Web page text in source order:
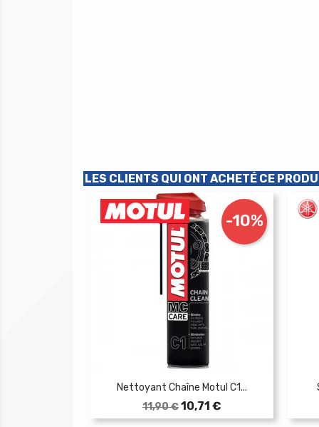
LES CLIENTS QUI ONT ACHETÉ CE
Nettoyant Chaîne Motul C1...
Prix
de
11,90 €
-10%
Prix
10,71 €